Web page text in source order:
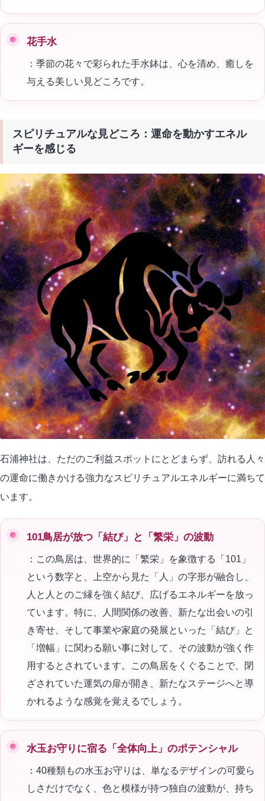
花手水
：季節の花々で彩られた手水鉢は、心を清め、癒しを
与える美しい見どころです。
スピリチュアルな見どころ：運命を動かすエネル
ギーを感じる
石浦神社は、ただのご利益スポットにとどまらず、訪れる人々
の運命に働きかける強力なスピリチュアルエネルギーに満ちて
います。
101鳥居が放つ「結び」と「繁栄」の波動
：この鳥居は、世界的に「繁栄」を象徴する「101」
という数字と、上空から見た「人」の字形が融合し、
人と人とのご縁を強く結び、広げるエネルギーを放っ
ています。特に、人間関係の改善、新たな出会いの引
き寄せ、そして事業や家庭の発展といった「結び」と
「増幅」に関わる願い事に対して、その波動が強く作
用するとされています。この鳥居をくぐることで、閉
ざされていた運気の扉が開き、新たなステージへと導
かれるような感覚を覚えるでしょう。
水玉お守りに宿る「全体向上」のポテンシャル
：40種類もの水玉お守りは、単なるデザインの可愛ら
しさだけでなく、色と模様が持つ独自の波動が、持ち